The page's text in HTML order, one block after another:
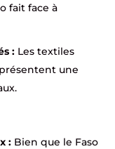
fait face à
: Les textiles
une
: Bien que le Faso